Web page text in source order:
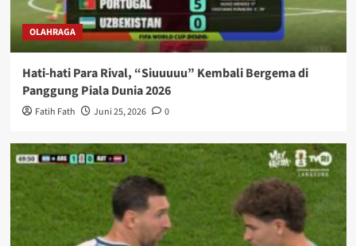
OLAHRAGA
Hati-hati Para Rival, “Siuuuuu” Kembali Bergema di
Panggung Piala Dunia 2026
Fatih Fath Juni 25, 2026 0